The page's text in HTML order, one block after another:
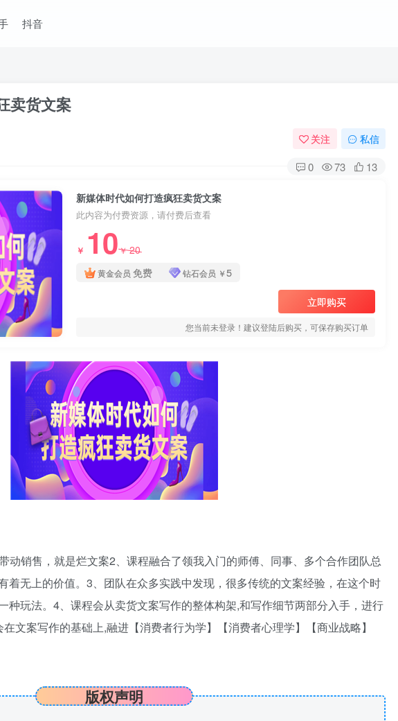
抖音
卖货文案
关注 私信
0 73 13
新媒体时代如何打造疯狂卖货文案
此内容为付费资源，请付费后查看
￥ 10￥20
黄金会员 免费 钻石会员 ￥5
立即购买
您当前未登录！建议登陆后购买，可保存购买订单
动销售，就是烂文案2、课程融合了领我入门的师傅、同事、多个合作团队总
着无上的价值。3、团队在众多实践中发现，很多传统的文案经验，在这个时
种玩法。4、课程会从卖货文案写作的整体构架,和写作细节两部分入手，进行
文案写作的基础上,融进【消费者行为学】【消费者心理学】【商业战略】
版权声明